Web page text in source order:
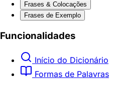
Frases & Colocações
Frases de Exemplo
Funcionalidades
Início do Dicionário
Formas de Palavras